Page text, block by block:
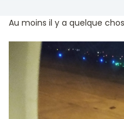
Au moins il y a quelque